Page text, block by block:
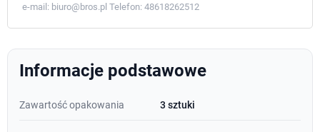
e-mail: biuro@bros.pl Telefon: 48618262512
Informacje podstawowe
Zawartość opakowania 3 sztuki